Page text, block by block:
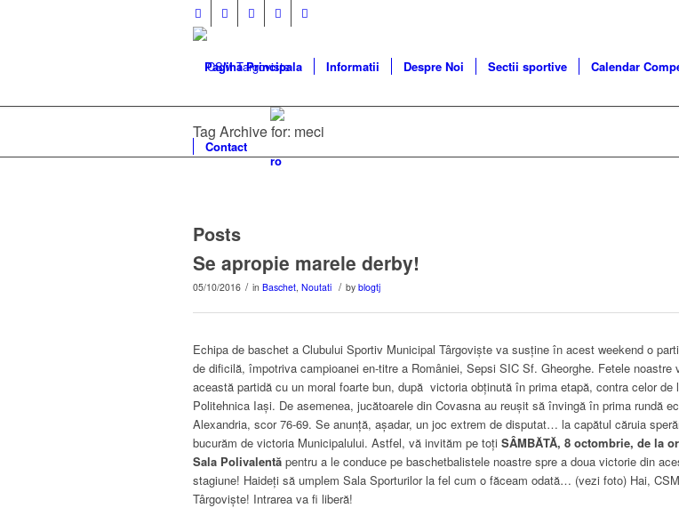
Pagina Principala Informatii Despre Noi Sectii sportive Calendar
Contact
Tag Archive for: meci
Posts
Se apropie marele derby!
05/10/2016 / in Baschet, Noutati / by blogtj
Echipa de baschet a Clubului Sportiv Municipal Târgoviște va susține în acest weekend o
de dificilă, împotriva campioanei en-titre a României, Sepsi SIC Sf. Gheorghe. Fetele noastre
această partidă cu un moral foarte bun, după victoria obținută în prima etapă, contra celor de
Politehnica Iași. De asemenea, jucătoarele din Covasna au reușit să învingă în prima rundă
Alexandria, scor 76-69. Se anunță, așadar, un joc extrem de disputat… la capătul căruia
bucurăm de victoria Municipalului. Astfel, vă invităm pe toți SÂMBĂTĂ, 8 octombrie, de la
Sala Polivalentă pentru a le conduce pe baschetbalistele noastre spre a doua victorie din
stagiune! Haideți să umplem Sala Sporturilor la fel cum o făceam odată… (vezi foto) Hai, CSM
Târgoviște! Intrarea va fi liberă!